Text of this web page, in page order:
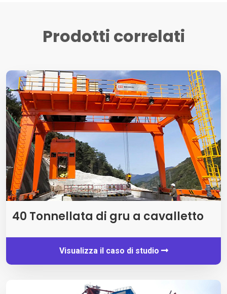
Prodotti correlati
40 Tonnellata di gru a cavalletto
Visualizza il caso di studio